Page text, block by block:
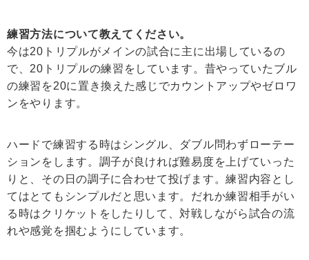
練習方法について教えてください。
今は20トリプルがメインの試合に主に出場しているの
で、20トリプルの練習をしています。昔やっていたブル
の練習を20に置き換えた感じでカウントアップやゼロワ
ンをやります。
ハードで練習する時はシングル、ダブル問わずローテー
ションをします。調子が良ければ難易度を上げていった
りと、その日の調子に合わせて投げます。練習内容とし
てはとてもシンプルだと思います。だれか練習相手がい
る時はクリケットをしたりして、対戦しながら試合の流
れや感覚を掴むようにしています。